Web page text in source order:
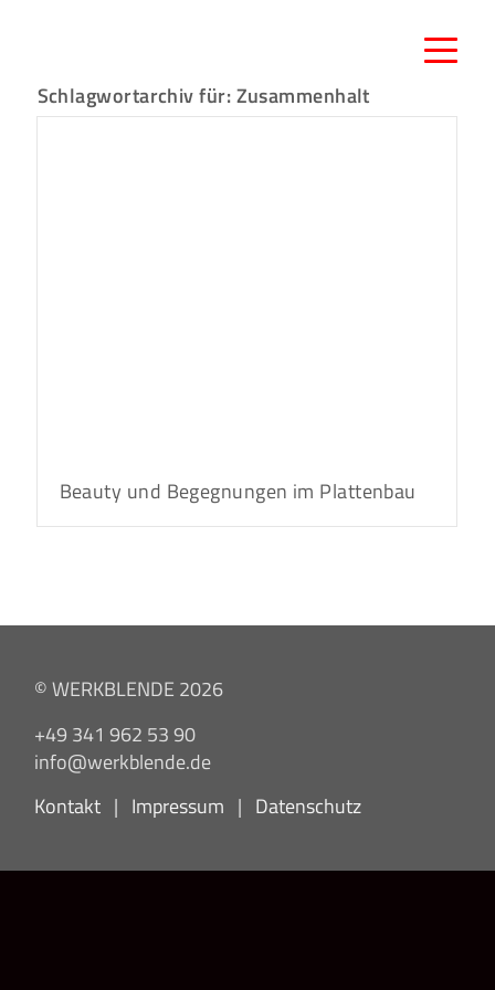
Schlagwortarchiv für:Zusammenhalt
Beauty und Begegnungen im Plattenbau
© WERKBLENDE 2026
+49 341 962 53 90
info@werkblende.de
Kontakt | Impressum | Datenschutz